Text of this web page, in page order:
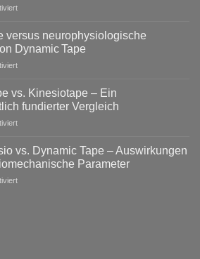
für
im
Profisport
–
reine
Stabilisation
ausreicht
versus neurophysiologische
Dynamic Tape
für
versus
neurophysiologische
Wirkungen
von
vs. Kinesiotape – Ein
fundierter Vergleich
für
Tape
Kinesiotape
–
vs. Dynamic Tape – Auswirkungen
Parameter
für